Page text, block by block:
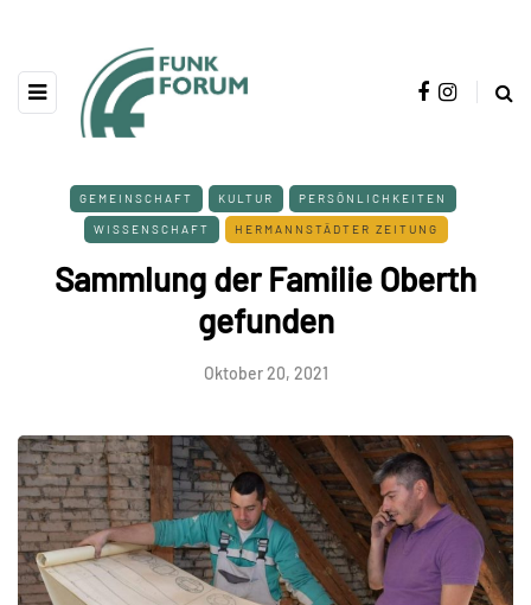
GEMEINSCHAFT KULTUR PERSÖNLICHKEITEN
WISSENSCHAFT HERMANNSTÄDTER ZEITUNG
Sammlung der Familie Oberth
gefunden
Oktober 20, 2021